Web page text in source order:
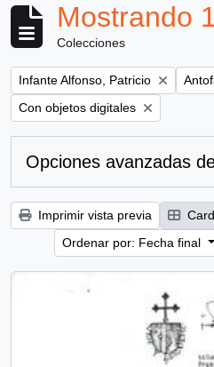
Mostrando
Colecciones
Remove filter:
Infante Alfonso, Patricio
Remove filter:
Con objetos digitales
Opciones avanzadas
Imprimir vista previa
Ordenar por: Fecha final